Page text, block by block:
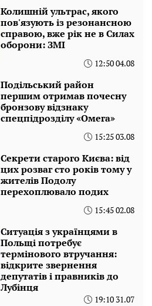
Колишній ультрас, якого
пов'язують із резонансною
справою, вже рік не в Силах
оборони: ЗМІ
12:50 04.08
Подільський район
першим отримав почесну
бронзову відзнаку
спецпідрозділу «Омега»
15:25 03.08
Секрети старого Києва: від
цих розваг сто років тому у
жителів Подолу
перехоплювало подих
15:45 02.08
Ситуація з українцями в
Польщі потребує
термінового втручання:
відкрите звернення
депутатів і правників до
Лубінця
19:10 31.07